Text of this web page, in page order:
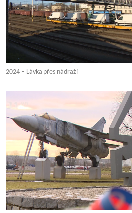
2024 – Lávka přes nádraží